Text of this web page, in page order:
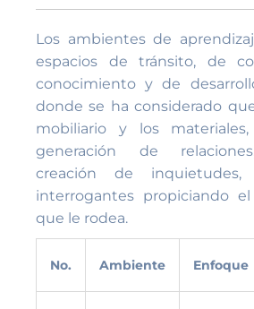
Los ambientes de
espacios de tránsito, de
conocimiento y de
donde se ha considerado
mobiliario y los
generación de
creación de inquietudes,
interrogantes propiciando
que le rodea.
No. Ambiente Enfoque